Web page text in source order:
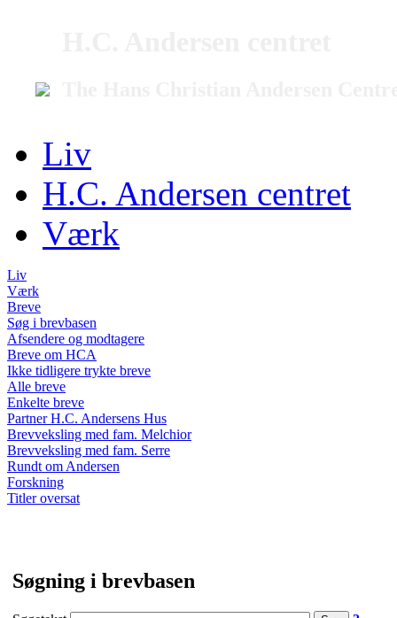
Liv
H.C. Andersen centret
Værk
Liv
Værk
Breve
Søg i brevbasen
Afsendere og modtagere
Breve om HCA
Ikke tidligere trykte breve
Alle breve
Enkelte breve
Partner H.C. Andersens Hus
Brevveksling med fam. Melchior
Brevveksling med fam. Serre
Rundt om Andersen
Forskning
Titler oversat
Søgning i brevbasen